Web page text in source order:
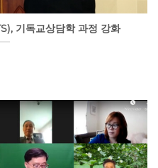
기독교상담학 과정 강화